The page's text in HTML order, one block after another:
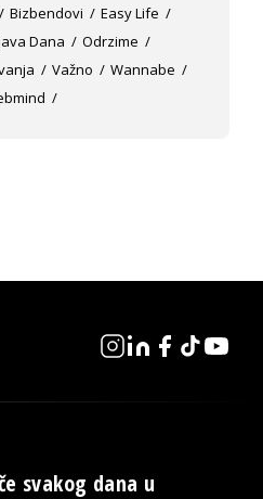
Bizbendovi
Easy Life
Dana
Odrzime
Važno
Wannabe
svakog dana u